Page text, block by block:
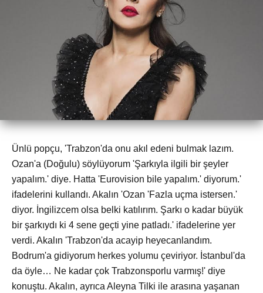
Ünlü popçu, 'Trabzon'da onu akıl edeni bulmak lazım.
Ozan'a (Doğulu) söylüyorum 'Şarkıyla ilgili bir şeyler
yapalım.' diye. Hatta 'Eurovision bile yapalım.' diyorum.'
ifadelerini kullandı. Akalın 'Ozan 'Fazla uçma istersen.'
diyor. İngilizcem olsa belki katılırım. Şarkı o kadar büyük
bir şarkıydı ki 4 sene geçti yine patladı.' ifadelerine yer
verdi. Akalın 'Trabzon'da acayip heyecanlandım.
Bodrum'a gidiyorum herkes yolumu çeviriyor. İstanbul'da
da öyle… Ne kadar çok Trabzonsporlu varmış!' diye
konuştu. Akalın, ayrıca Aleyna Tilki ile arasına yaşanan